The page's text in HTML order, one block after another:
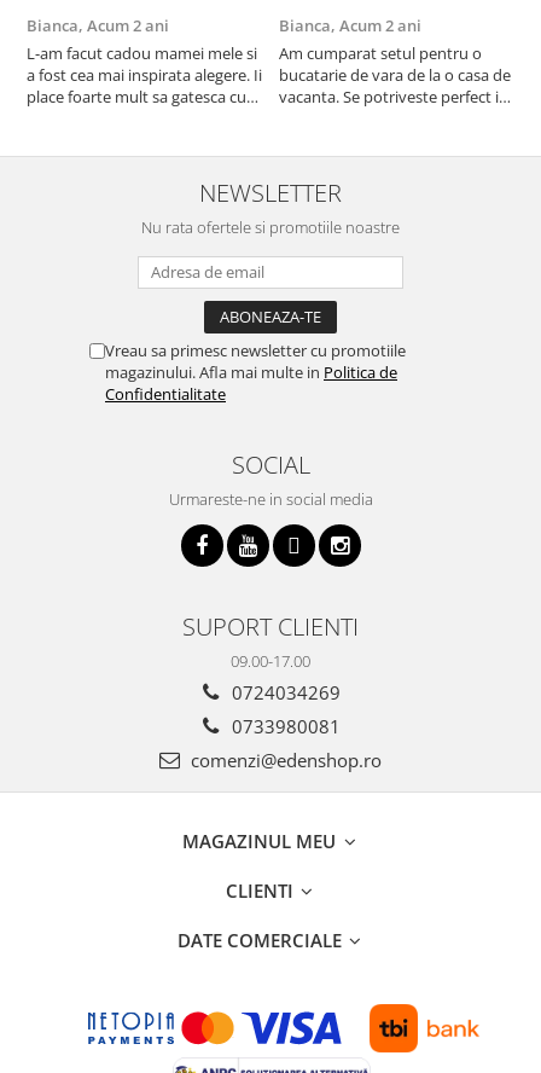
Bianca, Acum 2 ani
L-am facut cadou mamei mele si
a fost cea mai inspirata alegere. Ii
place foarte mult sa gatesca cu
cratita...ma gandesc serios sa imi
cumpar si eu! Recomand mult !
Bianca, Acum 2 ani
Am cumparat setul pentru o
bucatarie de vara de la o casa de
vacanta. Se potriveste perfect in
buna, recomand cu drag !
NEWSLETTER
Nu rata ofertele si promotiile noastre
Vreau sa primesc newsletter cu promotiile
magazinului. Afla mai multe in Politica de
Confidentialitate
SOCIAL
Urmareste-ne in social media
SUPORT CLIENTI
09.00-17.00
0724034269
0733980081
comenzi@edenshop.ro
MAGAZINUL MEU
CLIENTI
DATE COMERCIALE